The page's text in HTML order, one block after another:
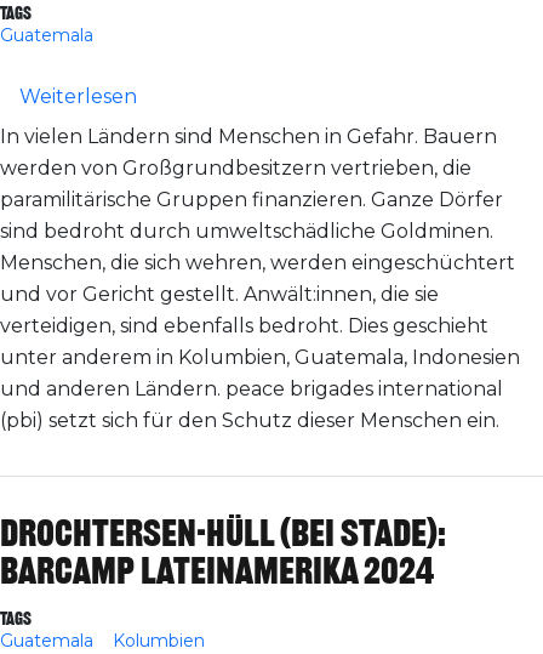
Tags
Guatemala
Weiterlesen
In vielen Ländern sind Menschen in Gefahr. Bauern
werden von Großgrundbesitzern vertrieben, die
paramilitärische Gruppen finanzieren. Ganze Dörfer
sind bedroht durch umweltschädliche Goldminen.
Menschen, die sich wehren, werden eingeschüchtert
und vor Gericht gestellt. Anwält:innen, die sie
verteidigen, sind ebenfalls bedroht. Dies geschieht
unter anderem in Kolumbien, Guatemala, Indonesien
und anderen Ländern. peace brigades international
(pbi) setzt sich für den Schutz dieser Menschen ein.
Drochtersen-Hüll (bei Stade):
Barcamp Lateinamerika 2024
Tags
Guatemala Kolumbien